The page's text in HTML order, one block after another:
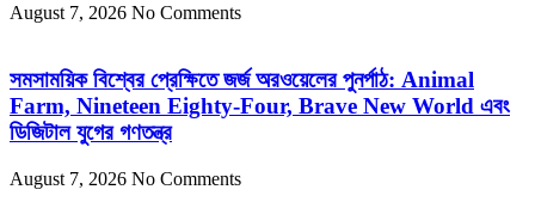
August 7, 2026 No Comments
সমসাময়িক বিশ্বের প্রেক্ষিতে জর্জ অরওয়েলের পুনর্পাঠ: Animal
Farm, Nineteen Eighty-Four, Brave New World এবং
ডিজিটাল যুগের গণতন্ত্র
August 7, 2026 No Comments